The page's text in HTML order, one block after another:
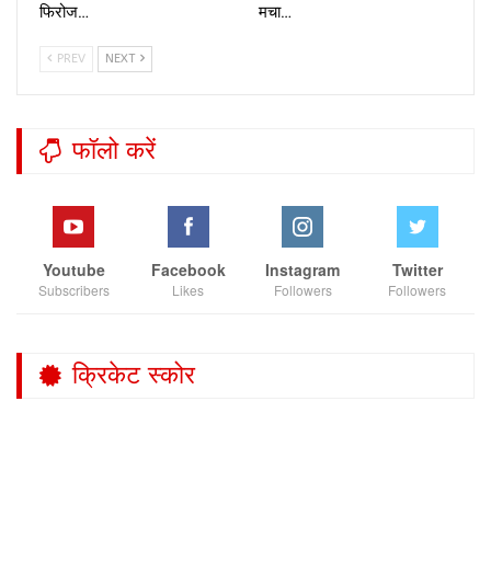
फिरोज…
मचा…
PREV NEXT
फॉलो करें
Youtube
Subscribers
Facebook
Likes
Instagram
Followers
Twitter
Followers
क्रिकेट स्कोर